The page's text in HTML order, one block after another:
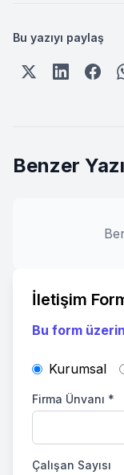
Bu yazıyı paylaş
Benzer
İletişim
Bu form
Kurumsal
Firma Ünvanı *
Çalışan Sayısı